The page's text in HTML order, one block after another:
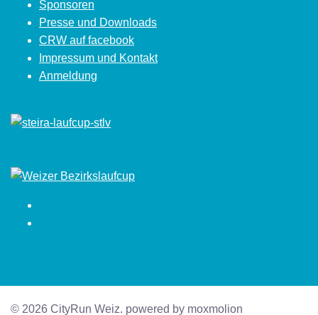
Sponsoren
Presse und Downloads
CRW auf facebook
Impressum und Kontakt
Anmeldung
© 2026 CityRun Weiz. powered by moxmolion